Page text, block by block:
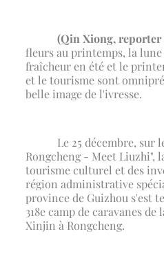
(Qin Xiong,
fleurs au printemps, la
fraîcheur en été et le
et le tourisme sont
belle image de l'ivresse.
Le 25 décembre, sur
Rongcheng - Meet Liuzhi",
tourisme culturel et des
région administrative
province de Guizhou s'est
318e camp de caravanes
Xinjin à Rongcheng.